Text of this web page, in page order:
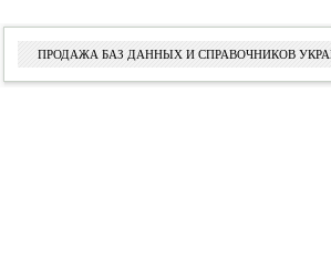
ПРОДАЖА БАЗ ДАННЫХ И СПРАВОЧНИКОВ